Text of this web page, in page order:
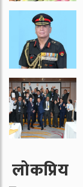
लाेकप्रिय